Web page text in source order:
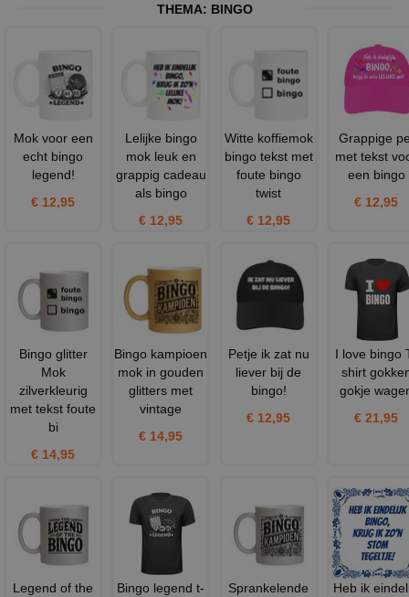
THEMA: BINGO
Mok voor een
echt bingo
legend!
€ 12,95
Lelijke bingo
mok leuk en
grappig cadeau
als bingo
€ 12,95
Witte koffiemok
bingo tekst met
foute bingo
twist
€ 12,95
Grappige
met tekst
een bingo
€ 12,95
Bingo glitter
Mok
zilverkleurig
met tekst foute
bi
€ 14,95
Bingo kampioen
mok in gouden
glitters met
vintage
€ 14,95
Petje ik zat nu
liever bij de
bingo!
€ 12,95
I love bingo
shirt
gokje
€ 21,95
Legend of the
Bingo legend t-
Sprankelende
Heb ik